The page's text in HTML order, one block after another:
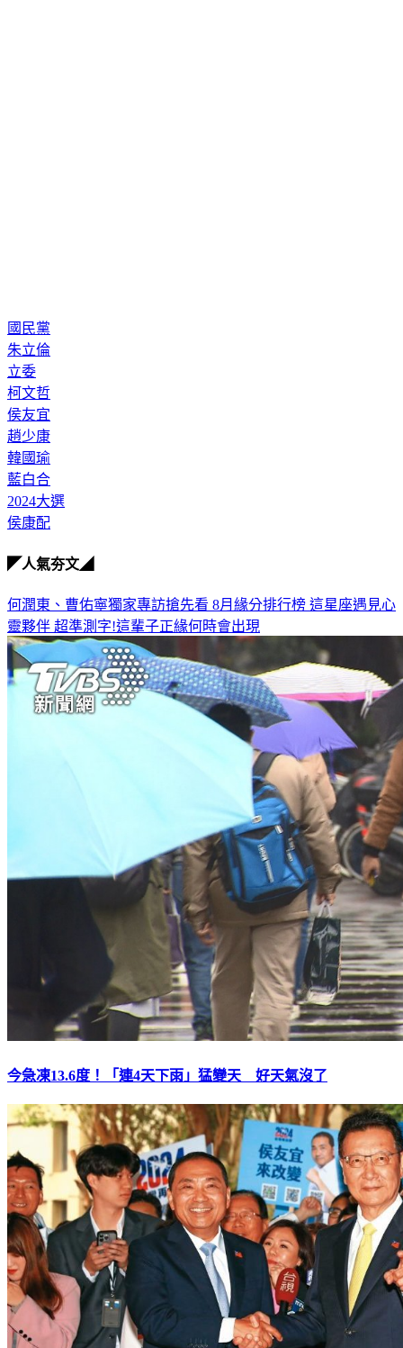
國民黨
朱立倫
立委
柯文哲
侯友宜
趙少康
韓國瑜
藍白合
2024大選
侯康配
◤人氣夯文◢
何潤東、曹佑寧獨家專訪搶先看 8月緣分排行榜 這星座遇見心
靈夥伴 超準測字!這輩子正緣何時會出現
今急凍13.6度！「連4天下雨」猛變天 好天氣沒了